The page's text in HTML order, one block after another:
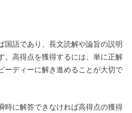
国語であり、長文読解や論旨の説明
。高得点を獲得するには、単に正解
ーディーに解き進めることが大切で
時に解答できなければ高得点の獲得